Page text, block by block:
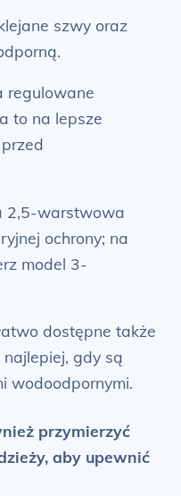
szwy oraz
regulowane
to na lepsze
2,5-warstwowa
ochrony; na
model 3-
dostępne także
najlepiej, gdy są
wodoodpornymi.
przymierzyć
aby upewnić